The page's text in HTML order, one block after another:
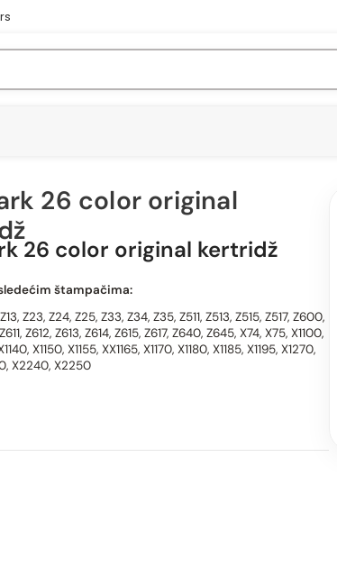
26 color original
26 color original kertridž
štampačima:
Z23, Z24, Z25, Z33, Z34, Z35, Z511, Z513, Z515, Z517, Z600,
Z612, Z613, Z614, Z615, Z617, Z640, Z645, X74, X75, X1100,
X1150, X1155, XX1165, X1170, X1180, X1185, X1195, X1270,
X2240, X2250